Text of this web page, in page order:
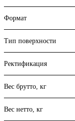
Формат
Тип поверхности
Ректификация
Вес брутто, кг
Вес нетто, кг